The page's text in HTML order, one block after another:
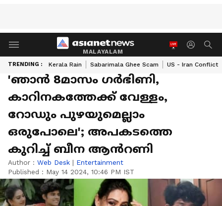
MALAYALAM
TRENDING : Kerala Rain Sabarimala Ghee Scam US - Iran Conflict
'ഞാൻ 8മാസം ​ഗർഭിണി,
കാറിനകത്തേക്ക് വേള്ളം,
റോഡും പുഴയുമെല്ലാം
ഒരുപോലെ'; അപകടത്തെ
കുറിച്ച് ബീന ആൻറണി
Author : Web Desk | Entertainment
Published : May 14 2024, 10:46 PM IST